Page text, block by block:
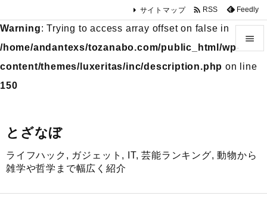
Warning: Trying to access array offset on false in
/home/andantexs/tozanabo.com/public_html/wp-
content/themes/luxeritas/inc/description.php on line
150
とざなぼ
ライフハック, ガジェット, IT, 芸能ランキング, 動物から
雑学や哲学まで幅広く紹介


前へ
サイトマップ  RSS Feedly